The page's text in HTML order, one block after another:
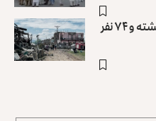
انفجار در میانمار؛ دست‌کم ۵۵ نفر کشته و ۷۴ نفر